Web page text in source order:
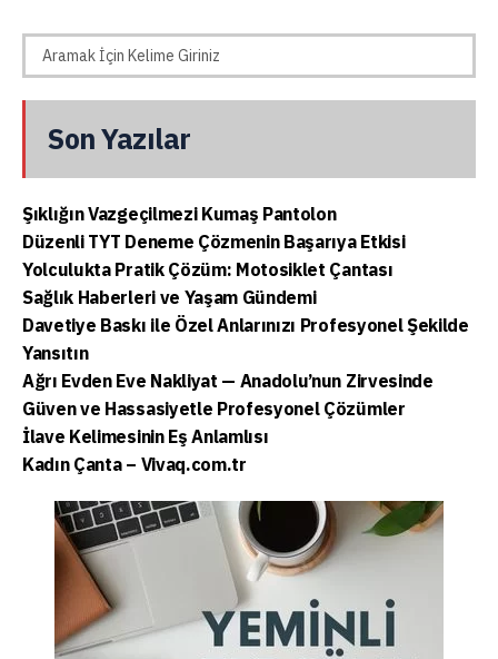
Son Yazılar
Şıklığın Vazgeçilmezi Kumaş Pantolon
Düzenli TYT Deneme Çözmenin Başarıya Etkisi
Yolculukta Pratik Çözüm: Motosiklet Çantası
Sağlık Haberleri ve Yaşam Gündemi
Davetiye Baskı ile Özel Anlarınızı Profesyonel Şekilde
Yansıtın
Ağrı Evden Eve Nakliyat — Anadolu’nun Zirvesinde
Güven ve Hassasiyetle Profesyonel Çözümler
İlave Kelimesinin Eş Anlamlısı
Kadın Çanta – Vivaq.com.tr